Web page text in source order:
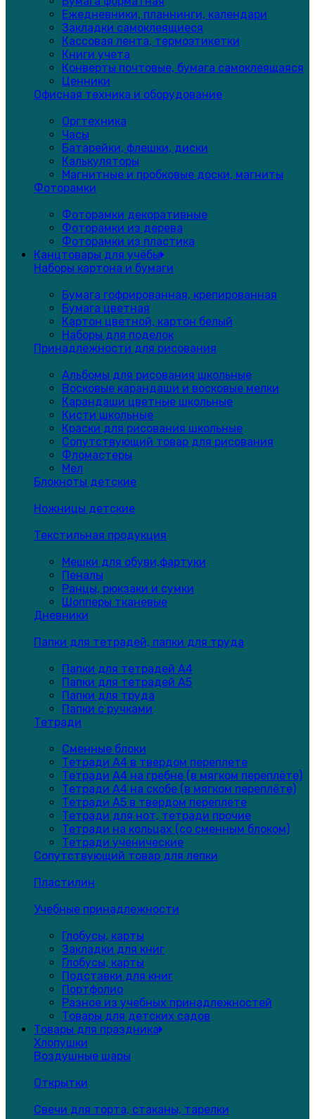
Ежедневники, планнинги, календари
Закладки самоклеящиеся
Кассовая лента, термоэтикетки
Книги учета
Конверты почтовые, бумага самоклеящаяся
Ценники
Офисная техника и оборудование
Оргтехника
Часы
Батарейки, флешки, диски
Калькуляторы
Магнитные и пробковые доски, магниты
Фоторамки
Фоторамки декоративные
Фоторамки из дерева
Фоторамки из пластика
Канцтовары для учёбы
Наборы картона и бумаги
Бумага гофрированная, крепированная
Бумага цветная
Картон цветной, картон белый
Наборы для поделок
Принадлежности для рисования
Альбомы для рисования школьные
Восковые карандаши и восковые мелки
Карандаши цветные школьные
Кисти школьные
Краски для рисования школьные
Сопутствующий товар для рисования
Фломастеры
Мел
Блокноты детские
Ножницы детские
Текстильная продукция
Мешки для обуви,фартуки
Пеналы
Ранцы, рюкзаки и сумки
Шопперы тканевые
Дневники
Папки для тетрадей, папки для труда
Папки для тетрадей А4
Папки для тетрадей А5
Папки для труда
Папки с ручками
Тетради
Сменные блоки
Тетради А4 в твердом переплете
Тетради А4 на гребне (в мягком переплёте)
Тетради А4 на скобе (в мягком переплёте)
Тетради А5 в твердом переплете
Тетради для нот, тетради прочие
Тетради на кольцах (со сменным блоком)
Тетради ученические
Сопутствующий товар для лепки
Пластилин
Учебные принадлежности
Глобусы, карты
Закладки для книг
Глобусы, карты
Подставки для книг
Портфолио
Разное из учебных принадлежностей
Товары для детских садов
Товары для праздника
Хлопушки
Воздушные шары
Открытки
Свечи для торта, стаканы, тарелки